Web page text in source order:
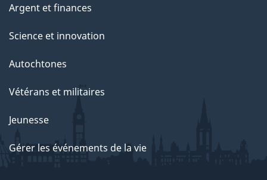
Argent et finances
Science et innovation
Autochtones
Vétérans et militaires
Jeunesse
Gérer les événements de la vie